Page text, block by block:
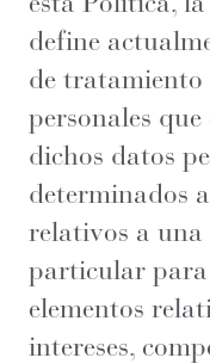
define
de
personales
dichos datos
determinados
relativos a una
particular
elementos
intereses,